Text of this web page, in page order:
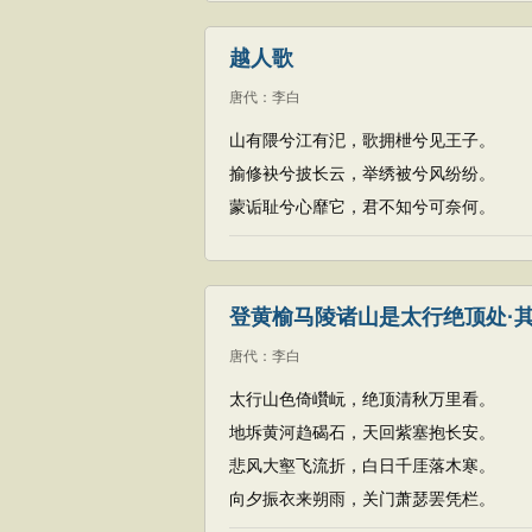
越人歌
唐代 ： 李白
山有隈兮江有汜，歌拥枻兮见王子。
揄修袂兮披长云，举绣被兮风纷纷。
蒙诟耻兮心靡它，君不知兮可奈何。
登黄榆马陵诸山是太行绝顶处·
唐代 ： 李白
太行山色倚巑岏，绝顶清秋万里看。
地坼黄河趋碣石，天回紫塞抱长安。
悲风大壑飞流折，白日千厓落木寒。
向夕振衣来朔雨，关门萧瑟罢凭栏。